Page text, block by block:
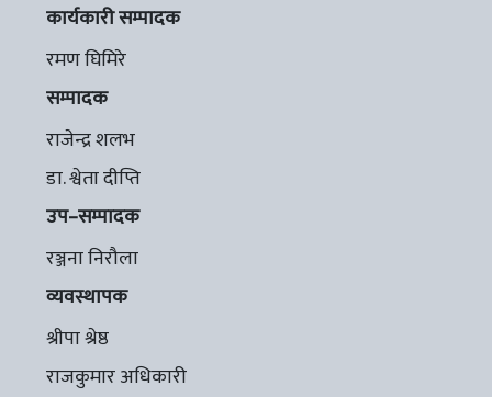
कार्यकारी सम्पादक
रमण घिमिरे
सम्पादक
राजेन्द्र शलभ
डा. श्वेता दीप्ति
उप–सम्पादक
रञ्जना निरौला
व्यवस्थापक
श्रीपा श्रेष्ठ
राजकुमार अधिकारी